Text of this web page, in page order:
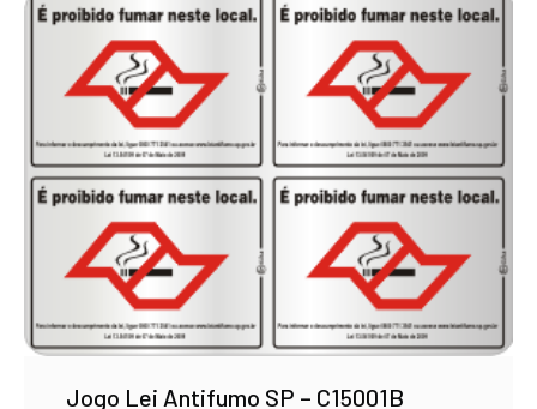
Jogo Lei Antifumo SP – C15001B